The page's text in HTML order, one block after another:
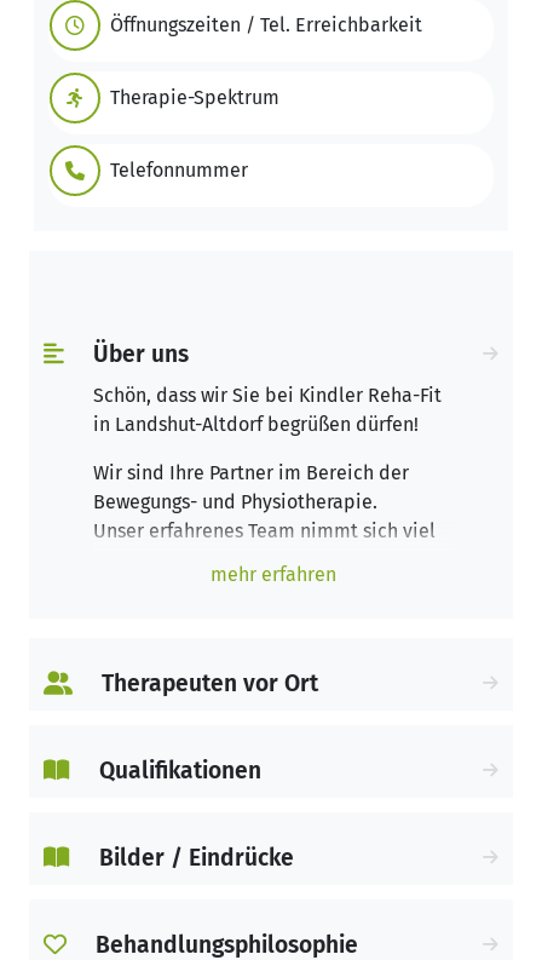
Öffnungszeiten / Tel. Erreichbarkeit
Therapie-Spektrum
Telefonnummer
Über uns
Schön, dass wir Sie bei Kindler Reha-Fit
in Landshut-Altdorf begrüßen dürfen!
Wir sind Ihre Partner im Bereich der
Bewegungs- und Physiotherapie.
Unser erfahrenes Team nimmt sich viel
Gesundheitsziele: Wir unterstützen Sie
Ihrer Krebserkrankung und machen Sie
Gesundheitszentrum bietet Ihnen die
Kursstunden, Erholung und Entspannung
und das alles bei einer Rundum-
mehr erfahren
Therapeuten vor Ort
Qualifikationen
Bilder / Eindrücke
Behandlungsphilosophie